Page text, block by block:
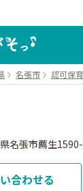
名張市 認可保
名張市薦生
合わせる